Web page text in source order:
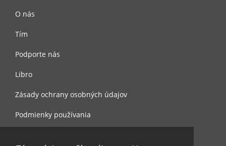
O nás
Tím
Podporte nás
Libro
Zásady ochrany osobných údajov
Podmienky používania